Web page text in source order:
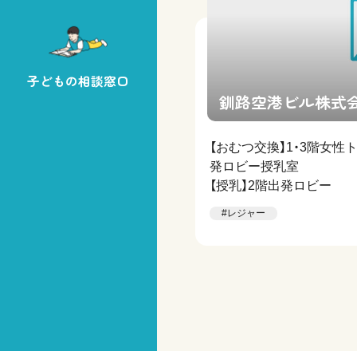
子どもの相談窓口
釧路空港ビル株式
【おむつ交換】1・3階女
発ロビー授乳室
【授乳】2階出発ロビー
#レジャー